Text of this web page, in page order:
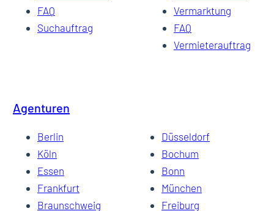
FAQ
Suchauftrag
Vermarktung
FAQ
Vermieterauftrag
Agenturen
Berlin
Düsseldorf
Köln
Bochum
Essen
Bonn
Frankfurt
München
Braunschweig
Freiburg